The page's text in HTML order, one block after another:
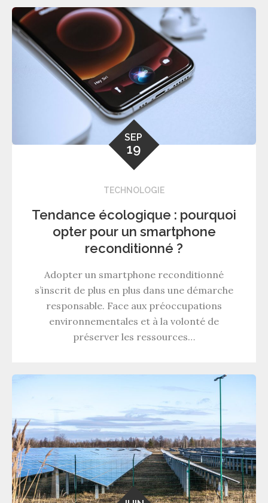
SEP
19
TECHNOLOGIE
Tendance écologique : pourquoi
opter pour un smartphone
reconditionné ?
Adopter un smartphone reconditionné
s’inscrit de plus en plus dans une démarche
responsable. Face aux préoccupations
environnementales et à la volonté de
préserver les ressources…